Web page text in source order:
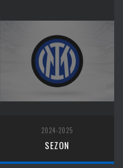
2024-2025
SEZON